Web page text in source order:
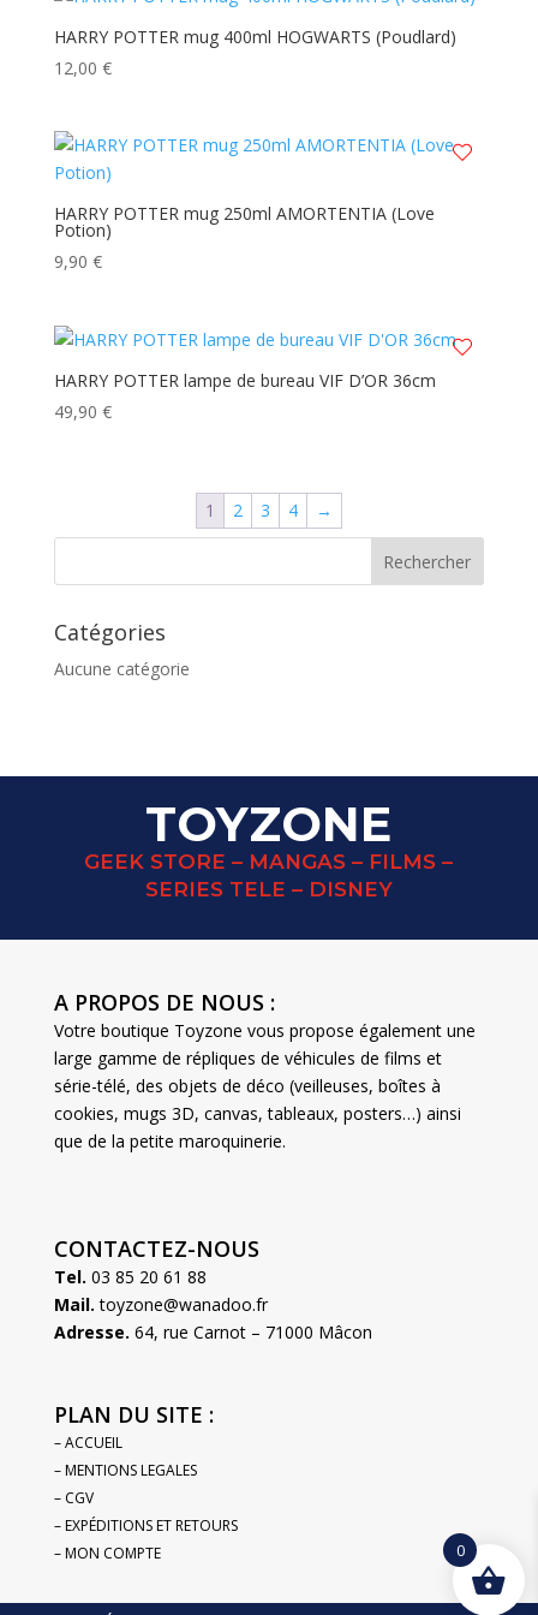
HARRY POTTER mug 400ml HOGWARTS (Poudlard)
12,00 €
HARRY POTTER mug 250ml AMORTENTIA (Love
Potion)
9,90 €
HARRY POTTER lampe de bureau VIF D’OR 36cm
49,90 €
1 2 3 4 →
Catégories
Aucune catégorie
TOYZONE
GEEK STORE – MANGAS – FILMS –
SERIES TELE – DISNEY
A PROPOS DE NOUS :
Votre boutique Toyzone vous propose également une
large gamme de répliques de véhicules de films et
série-télé, des objets de déco (veilleuses, boîtes à
cookies, mugs 3D, canvas, tableaux, posters…) ainsi
que de la petite maroquinerie.
CONTACTEZ-NOUS
Tel. 03 85 20 61 88
Mail. toyzone@wanadoo.fr
Adresse. 64, rue Carnot – 71000 Mâcon
PLAN DU SITE :
– ACCUEIL
– MENTIONS LEGALES
– CGV
– EXPÉDITIONS ET RETOURS
– MON COMPTE
0